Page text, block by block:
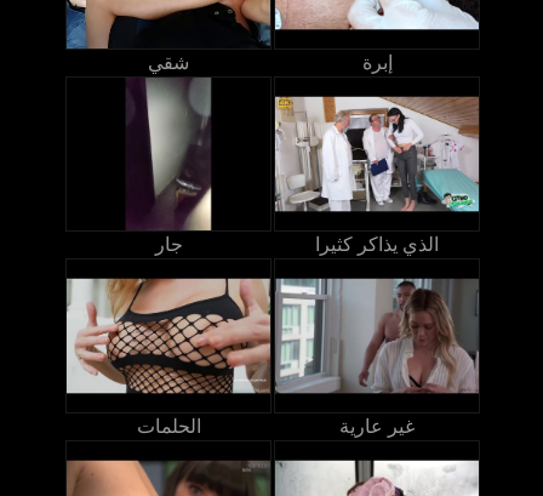
شقي إبرة
جار الذي يذاكر كثيرا
الحلمات غير عارية